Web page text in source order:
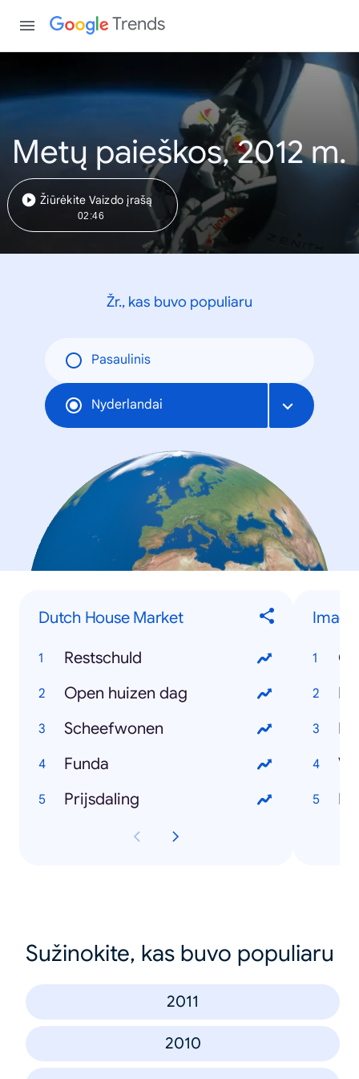
Trends
Metų paieškos, 2012 m.
Žiūrėkite Vaizdo įrašą
02:46
Žr., kas buvo populiaru
Pasaulinis
Nyderlandai
Dutch House Market
Restschuld
Open huizen dag
Scheefwonen
Funda
Prijsdaling
Sužinokite, kas buvo populiaru
2011
2010